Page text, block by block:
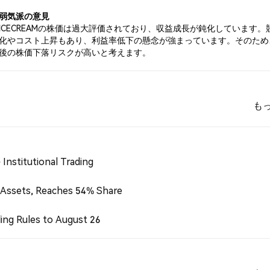
気派の意見
の株価は過大評価されており、収益成長が鈍化しています。
やコスト上昇もあり、利益率低下の懸念が強まっています。そのた
の株価下落リスクが高いと考えます。
も
Institutional Trading
Reaches 54% Share
Rules to August 26